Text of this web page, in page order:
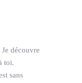
découvre
toi.
sans